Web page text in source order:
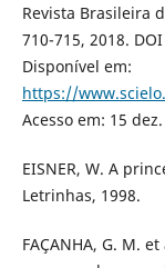
Revista Brasileira
710-715, 2018.
Disponível em:
https://
Acesso em: 15
EISNER, W. A
Letrinhas, 1998.
FAÇANHA, G. M.